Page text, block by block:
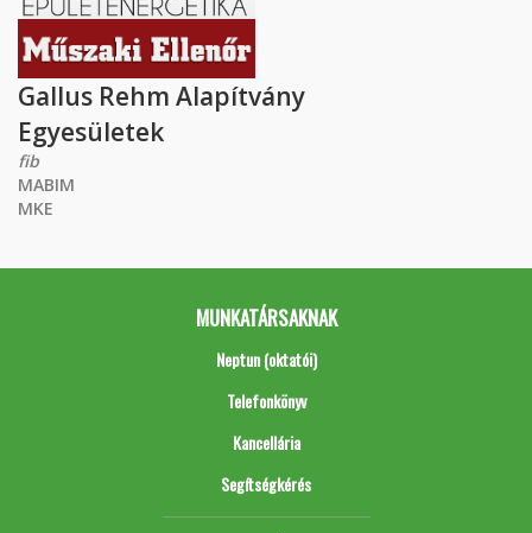
Gallus Rehm Alapítvány
Egyesületek
fib
MABIM
MKE
MUNKATÁRSAKNAK
Neptun (oktatói)
Telefonkönyv
Kancellária
Segítségkérés